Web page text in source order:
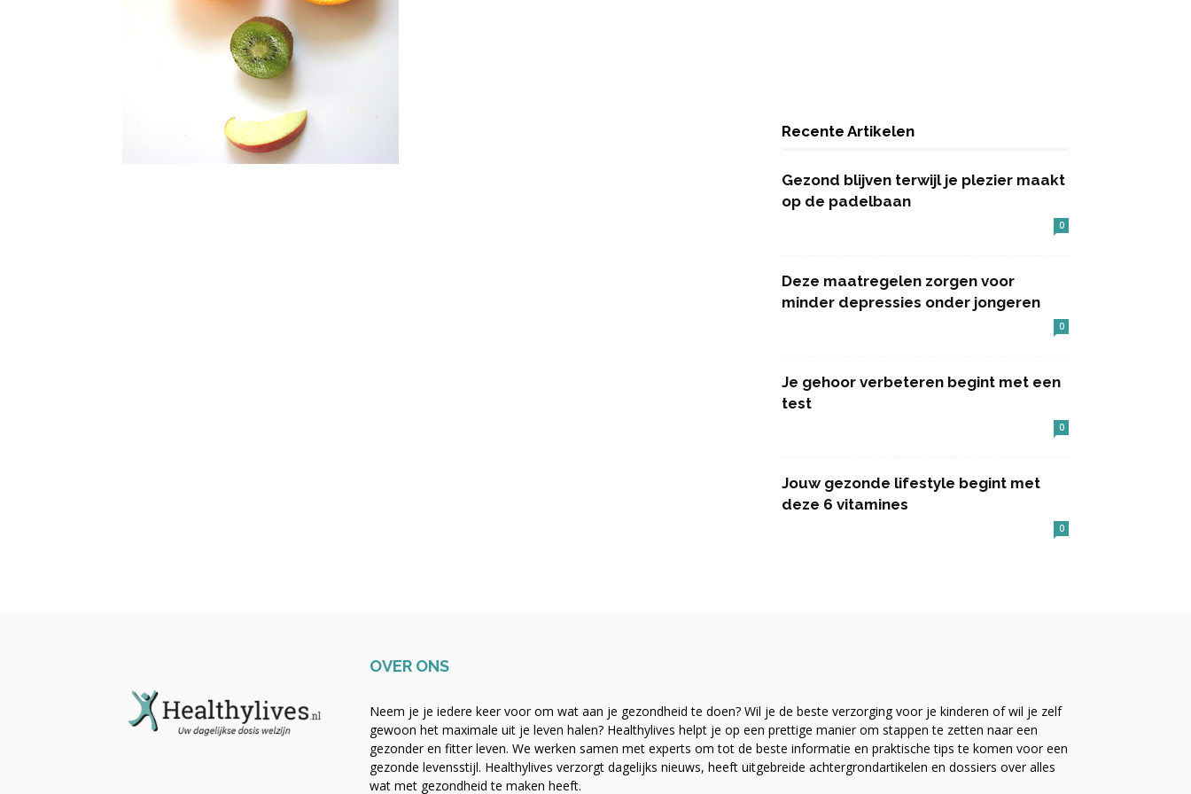
Recente Artikelen
Gezond blijven terwijl je plezier maakt
op de padelbaan
0
Deze maatregelen zorgen voor
minder depressies onder jongeren
0
Je gehoor verbeteren begint met een
test
0
Jouw gezonde lifestyle begint met
deze 6 vitamines
0
OVER ONS
Neem je je iedere keer voor om wat aan je gezondheid te doen? Wil je de beste verzorging voor je kinderen of wil je zelf
gewoon het maximale uit je leven halen? Healthylives helpt je op een prettige manier om stappen te zetten naar een
gezonder en fitter leven. We werken samen met experts om tot de beste informatie en praktische tips te komen voor een
gezonde levensstijl. Healthylives verzorgt dagelijks nieuws, heeft uitgebreide achtergrondartikelen en dossiers over alles
wat met gezondheid te maken heeft.